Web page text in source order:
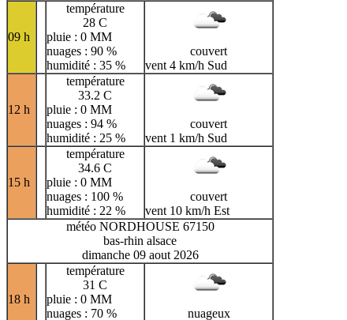
09 h
température
28 C
pluie : 0 MM
nuages : 90 %
humidité : 35 %
couvert
vent 4 km/h Sud
12 h
température
33.2 C
pluie : 0 MM
nuages : 94 %
humidité : 25 %
couvert
vent 1 km/h Sud
15 h
température
34.6 C
pluie : 0 MM
nuages : 100 %
humidité : 22 %
couvert
vent 10 km/h Est
météo NORDHOUSE 67150
bas-rhin alsace
dimanche 09 aout 2026
18 h
température
31 C
pluie : 0 MM
nuages : 70 %
nuageux